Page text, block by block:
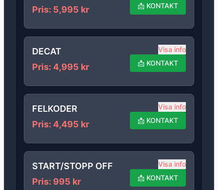
Pris: 5,995 kr
📩 KONTAKT
DECAT
Pris: 4,995 kr
Visa info
📩 KONTAKT
FELKODER
Pris: 4,495 kr
Visa info
📩 KONTAKT
START/STOPP OFF
Pris: 995 kr
Visa info
📩 KONTAKT